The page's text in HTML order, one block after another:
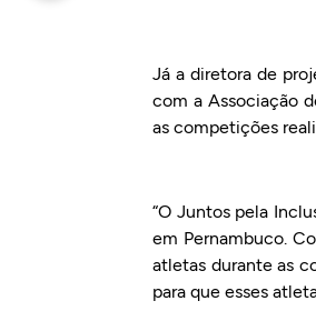
Já a diretora de
com a Associação
as competições
“O Juntos pela
em Pernambuco.
atletas durante as
para que esses